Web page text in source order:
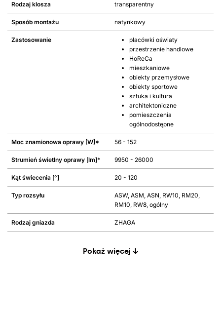
Rodzaj klosza transparentny
Sposób montażu natynkowy
Zastosowanie
placówki oświaty
przestrzenie handlowe
HoReCa
mieszkaniowe
obiekty przemysłowe
obiekty sportowe
sztuka i kultura
architektoniczne
pomieszczenia
ogólnodostępne
Moc znamionowa oprawy [W]* 56 - 152
Strumień świetlny oprawy [lm]* 9950 - 26000
Kąt świecenia [°] 20 - 120
Typ rozsyłu
ASW, ASM, ASN, RW10, RM20,
RM10, RW8, ogólny
Rodzaj gniazda ZHAGA
Pokaż więcej ↓